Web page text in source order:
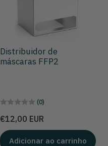
Distribuidor de
máscaras FFP2
(0)
Preço
€12,00 EUR
Adicionar ao carrinho